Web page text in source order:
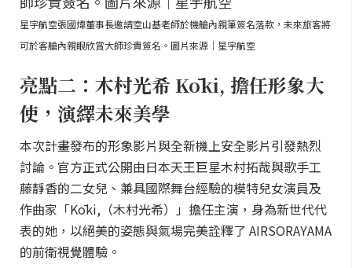
星宇航空張國煒董事長邀請空山基老師於機艙內親筆簽名落款，未來旅客將
可於客艙內親眼欣賞大師珍貴簽名。圖片來源｜星宇航空
亮點二：木村光希 Kōki, 擔任形象大
使，演繹未來美學
本次計畫發布的形象影片與全新機上安全影片引發熱烈
討論。官方正式公開由日本天王巨星木村拓哉與歌手工
藤靜香的二女兒、兼具國際舞台經驗的模特兒女演員及
作曲家「Kōki,（木村光希）」擔任主演，身為新世代代
表的她，以絕美的姿態與氣場完美詮釋了 AIRSORAYAMA
的前衛視覺體驗。